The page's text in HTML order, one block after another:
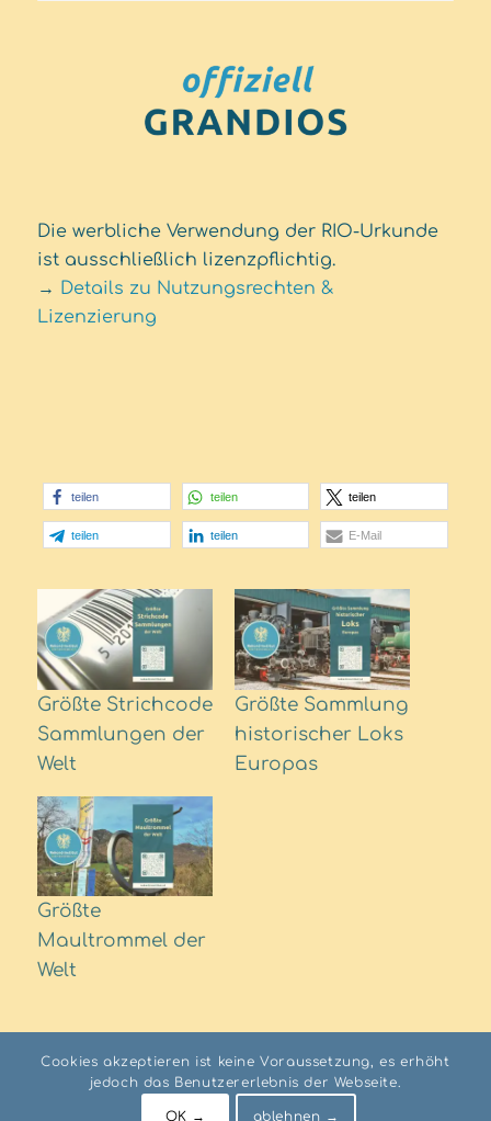
Die werbliche Verwendung der RIO-Urkunde
ist ausschließlich lizenzpflichtig.
→
Details zu Nutzungsrechten &
Lizenzierung
teilen teilen teilen
teilen teilen E-Mail
Größte Strichcode
Sammlungen der
Welt
Größte Sammlung
historischer Loks
Europas
Größte
Maultrommel der
Welt
Cookies akzeptieren ist keine Voraussetzung, es erhöht
jedoch das Benutzererlebnis der Webseite.
OK → ablehnen →